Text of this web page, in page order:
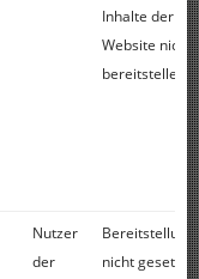
Inhalte der
Website nicht
bereitstellen.
Nutzer
der
Bereitstellung
nicht